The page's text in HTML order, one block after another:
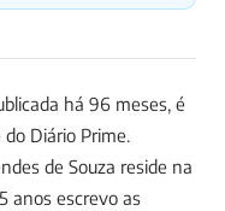
há 96 meses, é
Diário Prime.
de Souza reside na
anos escrevo as